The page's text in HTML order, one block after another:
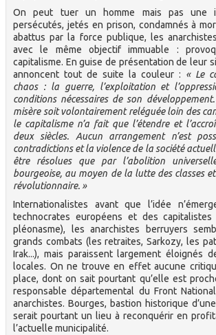
On peut tuer un homme mais pas une
persécutés, jetés en prison, condamnés à
abattus par la force publique, les
avec le même objectif immuable :
capitalisme. En guise de présentation de leur
annoncent tout de suite la couleur : « Le
chaos : la guerre, l’exploitation et
conditions nécessaires de son
misère soit volontairement reléguée loin des
le capitalisme n’a fait que l’étendre et
deux siècles. Aucun arrangement n’est
contradictions et la violence de la société
être résolues que par l’abolition
bourgeoise, au moyen de la lutte des classes
révolutionnaire. »
Internationalistes avant que l’idée
technocrates européens et des
pléonasme), les anarchistes berruyers
grands combats (les retraites, Sarkozy, les
Irak...), mais paraissent largement éloignés
locales. On ne trouve en effet aucune
place, dont on sait pourtant qu’elle est
responsable départemental du Front
anarchistes. Bourges, bastion historique
serait pourtant un lieu à reconquérir en
l’actuelle municipalité.